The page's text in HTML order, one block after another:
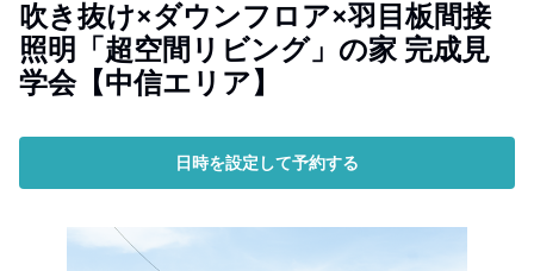
吹き抜け×ダウンフロア×羽目板間接
照明「超空間リビング」の家 完成見
学会【中信エリア】
日時を設定して予約する